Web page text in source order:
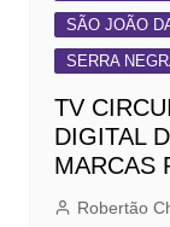
SÃO JOÃO
SERRA
TV
DIGITAL
MARCAS
Robertão